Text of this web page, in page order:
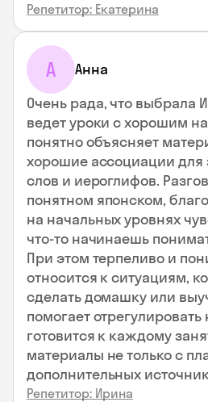
Репетитор: Екатерина
А Анна
Очень рада, что выбрала
ведет уроки с хорошим
понятно объясняет
хорошие ассоциации для
слов и иероглифов.
понятном японском,
на начальных уровнях
что-то начинаешь
При этом терпеливо и
относится к ситуациям,
сделать домашку или
помогает
готовится к каждому
материалы не только с
дополнительных
Репетитор: Ирина